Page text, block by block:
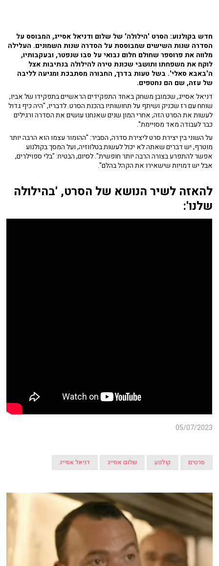
חדש בקולנוע: הסרט 'הילולה' של שלום ודניאל אסייג, המבוסס על
הסדרה שנות השישים שמבוססת על הסדרה שנות השמונים. העלילה
מלווה את פרוספר שחולם חלום נבואי על סבו שנפטר, ובעקבותיו,
לוקח את משפחתו ותושבי שכונת טירה להילולה בנתיבות אצל
ה'באבא סאלי'. בשל טעות בדרך, החבורה מסתבכת ומגיעה לליבה
של עזה, שם הם נחטפים.
דניאל אסייג, שכמובן משחק באחד התפקידים הראשיים בתפקידו של אביו,
שוחח עם רז שכניק ושיתף על תחושותיו בהכנת הסרט. לדבריו, "היה כיף גדול
לעשות את הסרט הזה, אחרי המון שנים שאנחנו עושים את הסדרה ורגילים
כבר לעבודה מאד מסויימת".
על השוני בין יצירת סרט ליצירת סדרה, הסביר: "ההומור עצמו הוא הרבה יותר
מוטרף, יש דברים שאתה לא יכול לעשות בטלווזיה, ועל המסך בקולנוע
אפשר להתפרע בצורה הרבה יותר חופשית". לסיום, הבטיח: "בלי ספוילרים,
אבל יש דמויות שישאירו את הקהל בהלם".
להאזה לשיר הנושא של הסרט, 'בהילולה
שלנו':
05/07/2023
סרטים קולנוע שלום אסייג דניאל אסייג